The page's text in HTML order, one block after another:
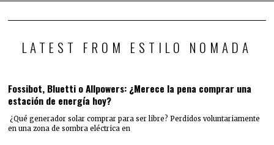
LATEST FROM ESTILO NOMADA
Fossibot, Bluetti o Allpowers: ¿Merece la pena comprar una
estación de energía hoy?
¿Qué generador solar comprar para ser libre? Perdidos voluntariamente
en una zona de sombra eléctrica en